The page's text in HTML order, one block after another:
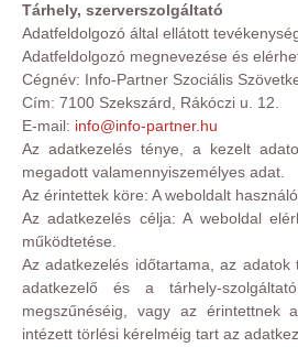
Tárhely, szerverszolgáltató
Adatfeldolgozó által ellátott
Adatfeldolgozó megnevezése és
Cégnév: Info-Partner Szociális
Cím: 7100 Szekszárd, Rákóczi u. 12.
E-mail: info@info-partner.hu
Az adatkezelés ténye, a kezelt
megadott valamennyiszemélyes adat.
Az érintettek köre: A weboldalt
Az adatkezelés célja: A weboldal
működtetése.
Az adatkezelés időtartama, az adatok
adatkezelő és a tárhely-
megszűnéséig, vagy az érintettnek
intézett törlési kérelméig tart az